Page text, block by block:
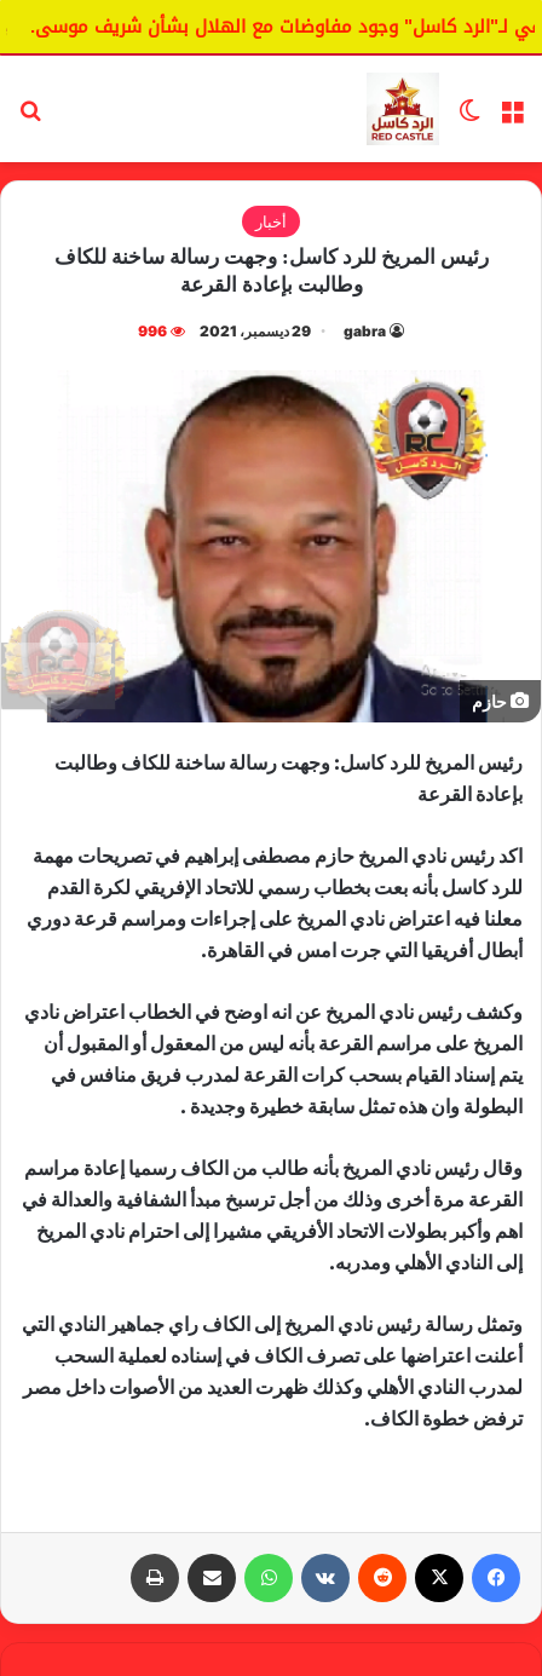
كاسل" وجود مفاوضات مع الهلال بشأن شريف موسى.
القائمة الوضع المظلم
أخبار
رئيس المريخ للرد كاسل: وجهت رسالة ساخنة للكاف
وطالبت بإعادة القرعة
gabra 29 ديسمبر، 2021 996
حازم
رئيس المريخ للرد كاسل: وجهت رسالة ساخنة للكاف وطالبت
بإعادة القرعة
اكد رئيس نادي المريخ حازم مصطفى إبراهيم في تصريحات مهمة
للرد كاسل بأنه بعت بخطاب رسمي للاتحاد الإفريقي لكرة القدم
معلنا فيه اعتراض نادي المريخ على إجراءات ومراسم قرعة دوري
أبطال أفريقيا التي جرت امس في القاهرة.
وكشف رئيس نادي المريخ عن انه اوضح في الخطاب اعتراض نادي
المريخ على مراسم القرعة بأنه ليس من المعقول أو المقبول أن
يتم إسناد القيام بسحب كرات القرعة لمدرب فريق منافس في
البطولة وان هذه تمثل سابقة خطيرة وجديدة .
وقال رئيس نادي المريخ بأنه طالب من الكاف رسميا إعادة مراسم
القرعة مرة أخرى وذلك من أجل ترسبخ مبدأ الشفافية والعدالة في
اهم وأكبر بطولات الاتحاد الأفريقي مشيرا إلى احترام نادي المريخ
إلى النادي الأهلي ومدربه.
وتمثل رسالة رئيس نادي المريخ إلى الكاف راي جماهير النادي التي
أعلنت اعتراضها على تصرف الكاف في إسناده لعملية السحب
لمدرب النادي الأهلي وكذلك ظهرت العديد من الأصوات داخل مصر
ترفض خطوة الكاف.
واتساب